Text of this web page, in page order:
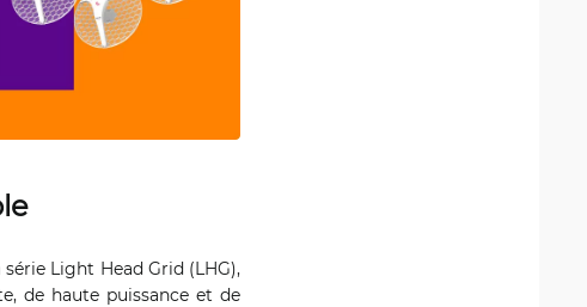
Light Head Grid (LHG),
de haute puissance et de